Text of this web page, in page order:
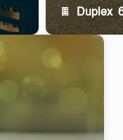
Duplex